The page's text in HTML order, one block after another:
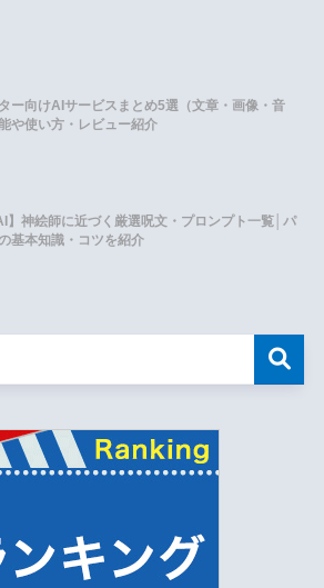
ー向けAIサービスまとめ5選（文章・画像・音
や使い方・レビュー紹介
】神絵師に近づく厳選呪文・プロンプト一覧│パ
基本知識・コツを紹介